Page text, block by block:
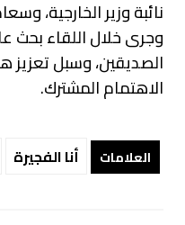
نائبة وزير الخارجية،
وجرى خلال اللقاء بحث
الصديقين، وسبل تعزيز
الاهتمام المشترك.
العلامات أنا الفجيرة